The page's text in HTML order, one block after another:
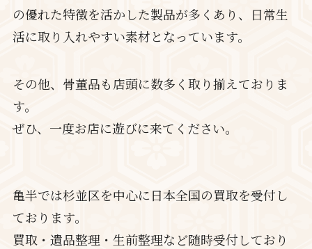
の優れた特徴を活かした製品が多くあり、日常生
活に取り入れやすい素材となっています。
その他、骨董品も店頭に数多く取り揃えておりま
す。
ぜひ、一度お店に遊びに来てください。
亀半では杉並区を中心に日本全国の買取を受付し
ております。
買取・遺品整理・生前整理など随時受付しており